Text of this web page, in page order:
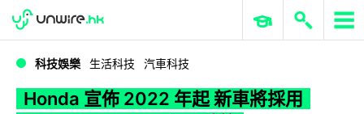
WWDC 2026 ERP 與商業 AI
科技娛樂 生活科技 汽車科技
Honda 宣佈 2022 年起 新車將採用